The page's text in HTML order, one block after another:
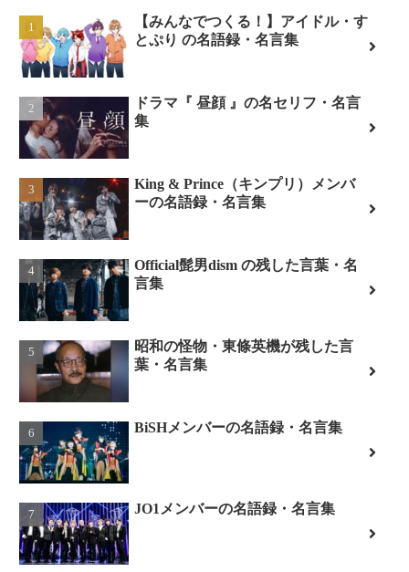
【みんなでつくる！】アイドル・す
とぷり の名語録・名言集
ドラマ『 昼顔 』の名セリフ・名言
集
King & Prince（キンプリ）メンバ
ーの名語録・名言集
Official髭男dism の残した言葉・名
言集
昭和の怪物・東條英機が残した言
葉・名言集
BiSHメンバーの名語録・名言集
JO1メンバーの名語録・名言集